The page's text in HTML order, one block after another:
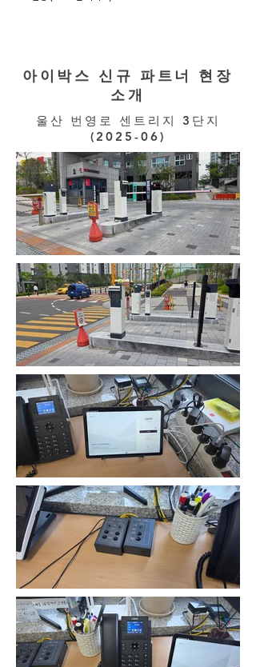
아이박스 신규 파트너 현장
소개
울산 번영로 센트리지 3단지
(2025-06)